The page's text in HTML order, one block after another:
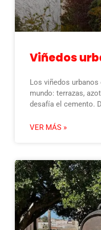
Viñedos
Los viñedos urbanos
mundo: terrazas,
desafía el cemento.
VER MÁS »